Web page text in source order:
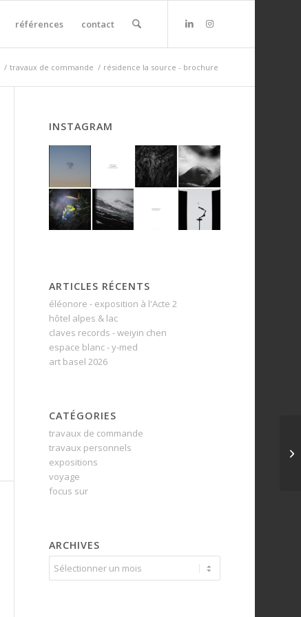
références contact
/ travaux de commande / résidence la source - brochure
INSTAGRAM
ARTICLES RÉCENTS
éléonore - exposition à l'Acte 2
hôtel alpes & lac
claves records - weiyin chen
espace blanc - y-med
art basel 2026
CATÉGORIES
travaux de commande
travaux personnels
expositions
voyage
focus sur
ARCHIVES